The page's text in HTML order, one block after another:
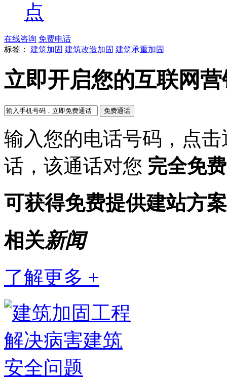
点
在线咨询 免费电话
标签：
建筑加固 建筑改造加固 建筑承重加固
立即开启您的互联网
输入您的电话号码，点
话，该通话对您 完全免费
可获得免费提供建站方
相关新闻
了解更多 +